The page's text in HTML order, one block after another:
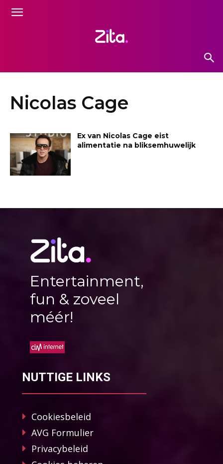
Nicolas Cage
Ex van Nicolas Cage eist
alimentatie na bliksemhuwelijk
Entertainment,
fun & zoveel
méér!
NUTTIGE LINKS
Cookiesbeleid
AVG Formulier
Privacybeleid